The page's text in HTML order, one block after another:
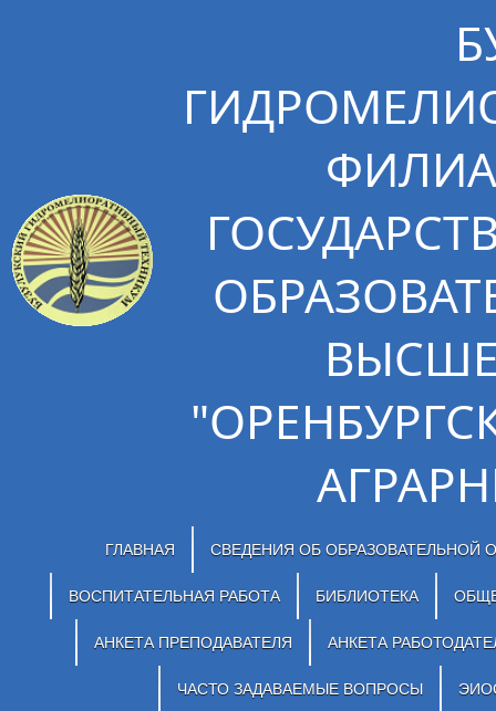
ГЛАВНАЯ СВЕДЕНИЯ ОБ ОБРАЗОВАТЕЛЬНОЙ
ВОСПИТАТЕЛЬНАЯ РАБОТА БИБЛИОТЕКА
АНКЕТА ПРЕПОДАВАТЕЛЯ АНКЕТА
ЧАСТО ЗАДАВАЕМЫЕ ВОПРОСЫ